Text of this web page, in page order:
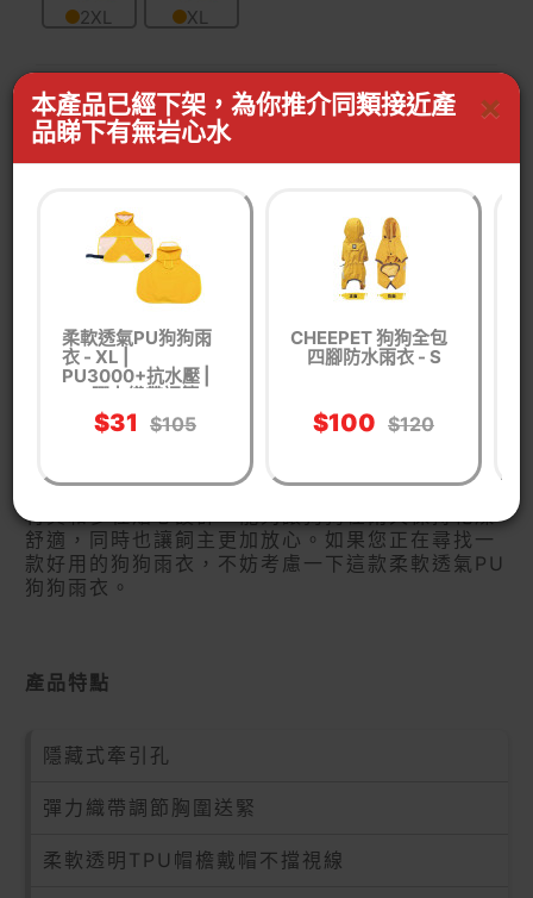
2XL XL
WhastApp客服查詢有無同功能產品 按我WhatsApp
產品介紹
這款柔軟透氣PU狗狗雨衣是一個實用、貼心的產
品，適合各種天氣和不同品種的狗狗。它的高品質
材質和多種貼心設計，能夠讓狗狗在雨天保持乾燥
舒適，同時也讓飼主更加放心。如果您正在尋找一
款好用的狗狗雨衣，不妨考慮一下這款柔軟透氣PU
狗狗雨衣。
產品特點
隱藏式牽引孔
彈力織帶調節胸圍送緊
柔軟透明TPU帽檐戴帽不擋視線
×
本產品已經下架，為你推介同類接近產
品睇下有無岩心水
柔軟透氣PU狗狗雨
衣 - XL |
PU3000+抗水壓 |
彈力織帶調節
$31 $105
CHEEPET 狗狗全包
四腳防水雨衣 - S
$100 $120